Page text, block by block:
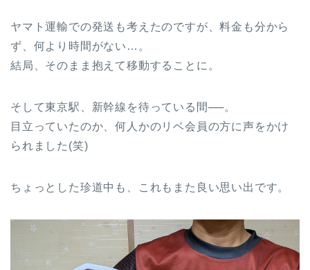
ヤマト運輸での発送も考えたのですが、料金も分から
ず、何より時間がない…。
結局、そのまま抱えて移動することに。
そして東京駅、新幹線を待っている間──。
目立っていたのか、何人かのリベ会員の方に声をかけ
られました(笑)
ちょっとした珍道中も、これもまた良い思い出です。